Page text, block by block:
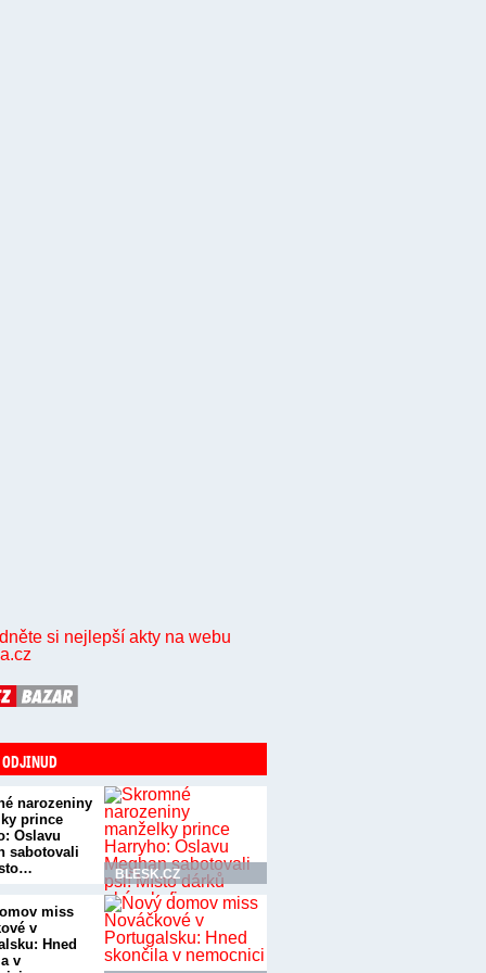
narozeniny
prince
Oslavu
sabotovali
BLESK.CZ
miss
v
Hned
v